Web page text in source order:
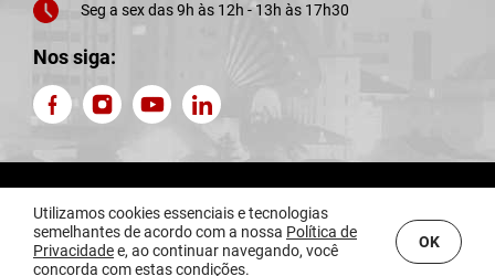
Utilizamos cookies essenciais e tecnologias
semelhantes de acordo com a nossa Política de
Privacidadee, ao continuar navegando, você
concorda com estas condições.
OK
Seg a sex das 9h às 12h - 13h às 17h30
Nos siga:
Confira nossaPolítica de Privacidade.
SistemaCasaSoft- Feito pelaPaper